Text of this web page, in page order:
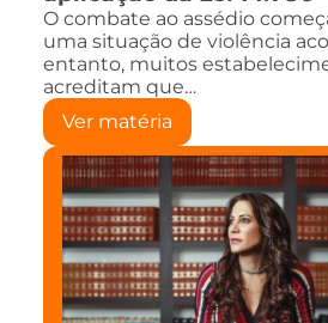
O combate ao assédio
uma situação de violência
entanto, muitos
acreditam que…
Ver matéria